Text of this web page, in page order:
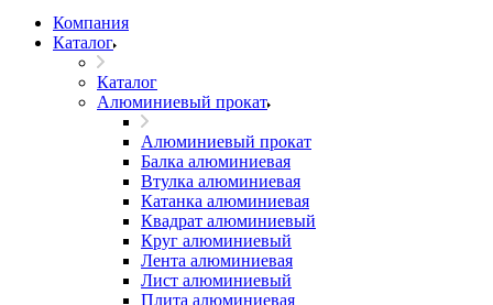
Компания
Каталог
Каталог
Алюминиевый прокат
Алюминиевый прокат
Балка алюминиевая
Втулка алюминиевая
Катанка алюминиевая
Квадрат алюминиевый
Круг алюминиевый
Лента алюминиевая
Лист алюминиевый
Плита алюминиевая